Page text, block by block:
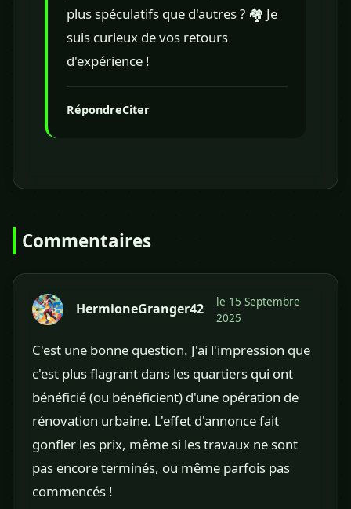
plus spéculatifs que d'autres ? 🏘️ Je
suis curieux de vos retours
d'expérience !
RépondreCiter
Commentaires
HermioneGranger42
le 15 Septembre
2025
C'est une bonne question. J'ai l'impression que
c'est plus flagrant dans les quartiers qui ont
bénéficié (ou bénéficient) d'une opération de
rénovation urbaine. L'effet d'annonce fait
gonfler les prix, même si les travaux ne sont
pas encore terminés, ou même parfois pas
commencés !